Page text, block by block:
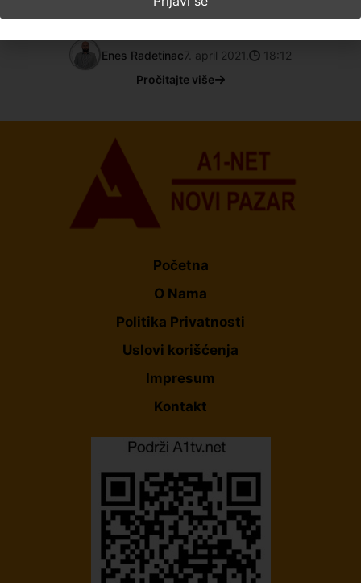
demantovao ove informacije i
Enes Radetinac7. april 2021.
18:12
Pročitajte više
Početna
O Nama
Politika Privatnosti
Uslovi korišćenja
Impresum
Kontakt